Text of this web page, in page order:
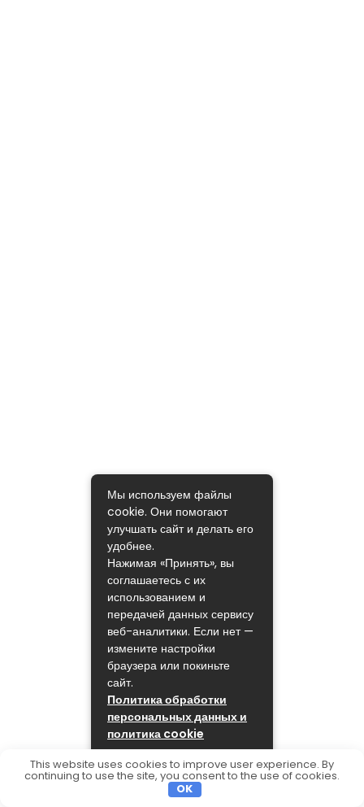
Мы используем файлы
cookie. Они помогают
улучшать сайт и делать его
удобнее.
Нажимая «Принять», вы
соглашаетесь с их
использованием и
передачей данных сервису
веб-аналитики. Если нет —
измените настройки
браузера или покиньте
сайт.
Политика обработки
персональных данных и
политика cookie
ПРИНЯТЬ
This website uses cookies to improve user experience. By
continuing to use the site, you consent to the use of cookies.
OK